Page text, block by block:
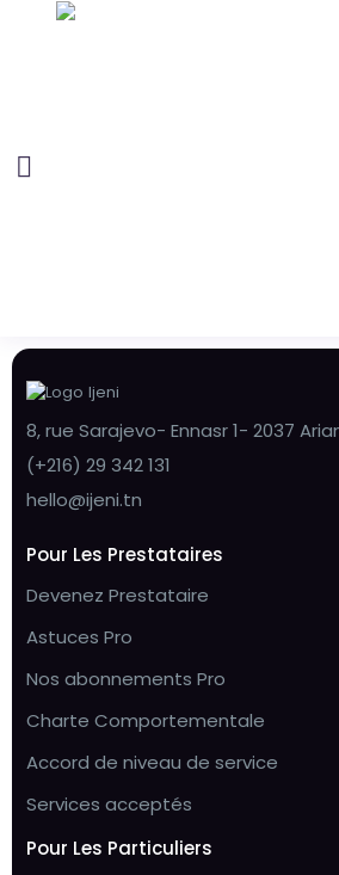
8, rue Sarajevo- Ennasr 1- 2037
(+216) 29 342 131
hello@ijeni.tn
Pour Les Prestataires
Devenez Prestataire
Astuces Pro
Nos abonnements Pro
Charte Comportementale
Accord de niveau de service
Services acceptés
Pour Les Particuliers